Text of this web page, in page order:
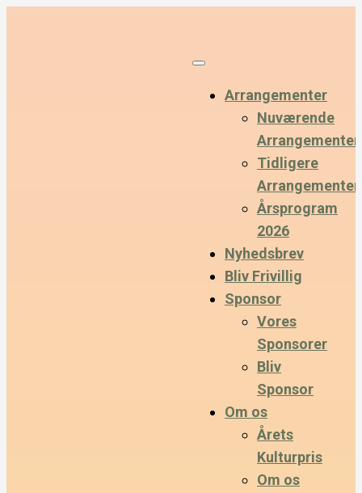
Arrangementer
Nuværende
Arrangementer
Tidligere
Arrangementer
Årsprogram
2026
Nyhedsbrev
Bliv Frivillig
Sponsor
Vores
Sponsorer
Bliv
Sponsor
Om os
Årets
Kulturpris
Om os